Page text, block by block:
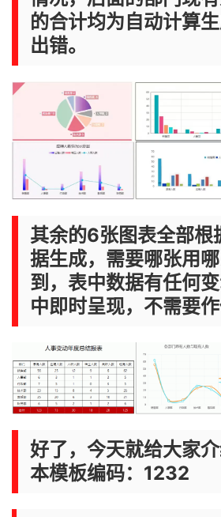
的合计均为自动计算
出错。
其余的6张图表全部根
据生成，需要哪张用
到，表中数据有任何
中即时呈现，不需要作
好了，今天就给大家介
本模板编码：1232